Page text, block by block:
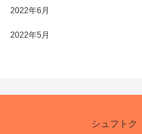
2022年6月
2022年5月
シュフトク